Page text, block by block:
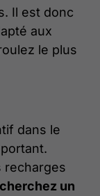
Il est donc
aux
le plus
dans le
recharges
un